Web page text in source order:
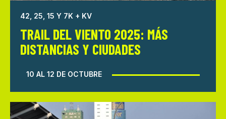
42, 25, 15 Y 7K + KV
TRAIL DEL VIENTO 2025: MÁS
DISTANCIAS Y CIUDADES
10 AL 12 DE OCTUBRE